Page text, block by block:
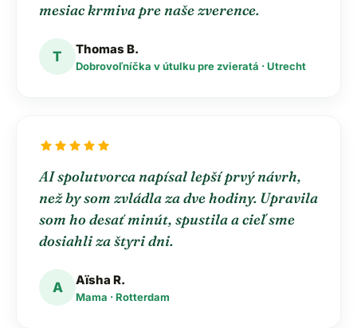
mesiac krmiva pre naše zverence.
T Thomas B.
Dobrovoľníčka v útulku pre zvieratá · Utrecht
starstarstarstarstar
AI spolutvorca napísal lepší prvý návrh,
než by som zvládla za dve hodiny. Upravila
som ho desať minút, spustila a cieľ sme
dosiahli za štyri dni.
A Aïsha R.
Mama · Rotterdam